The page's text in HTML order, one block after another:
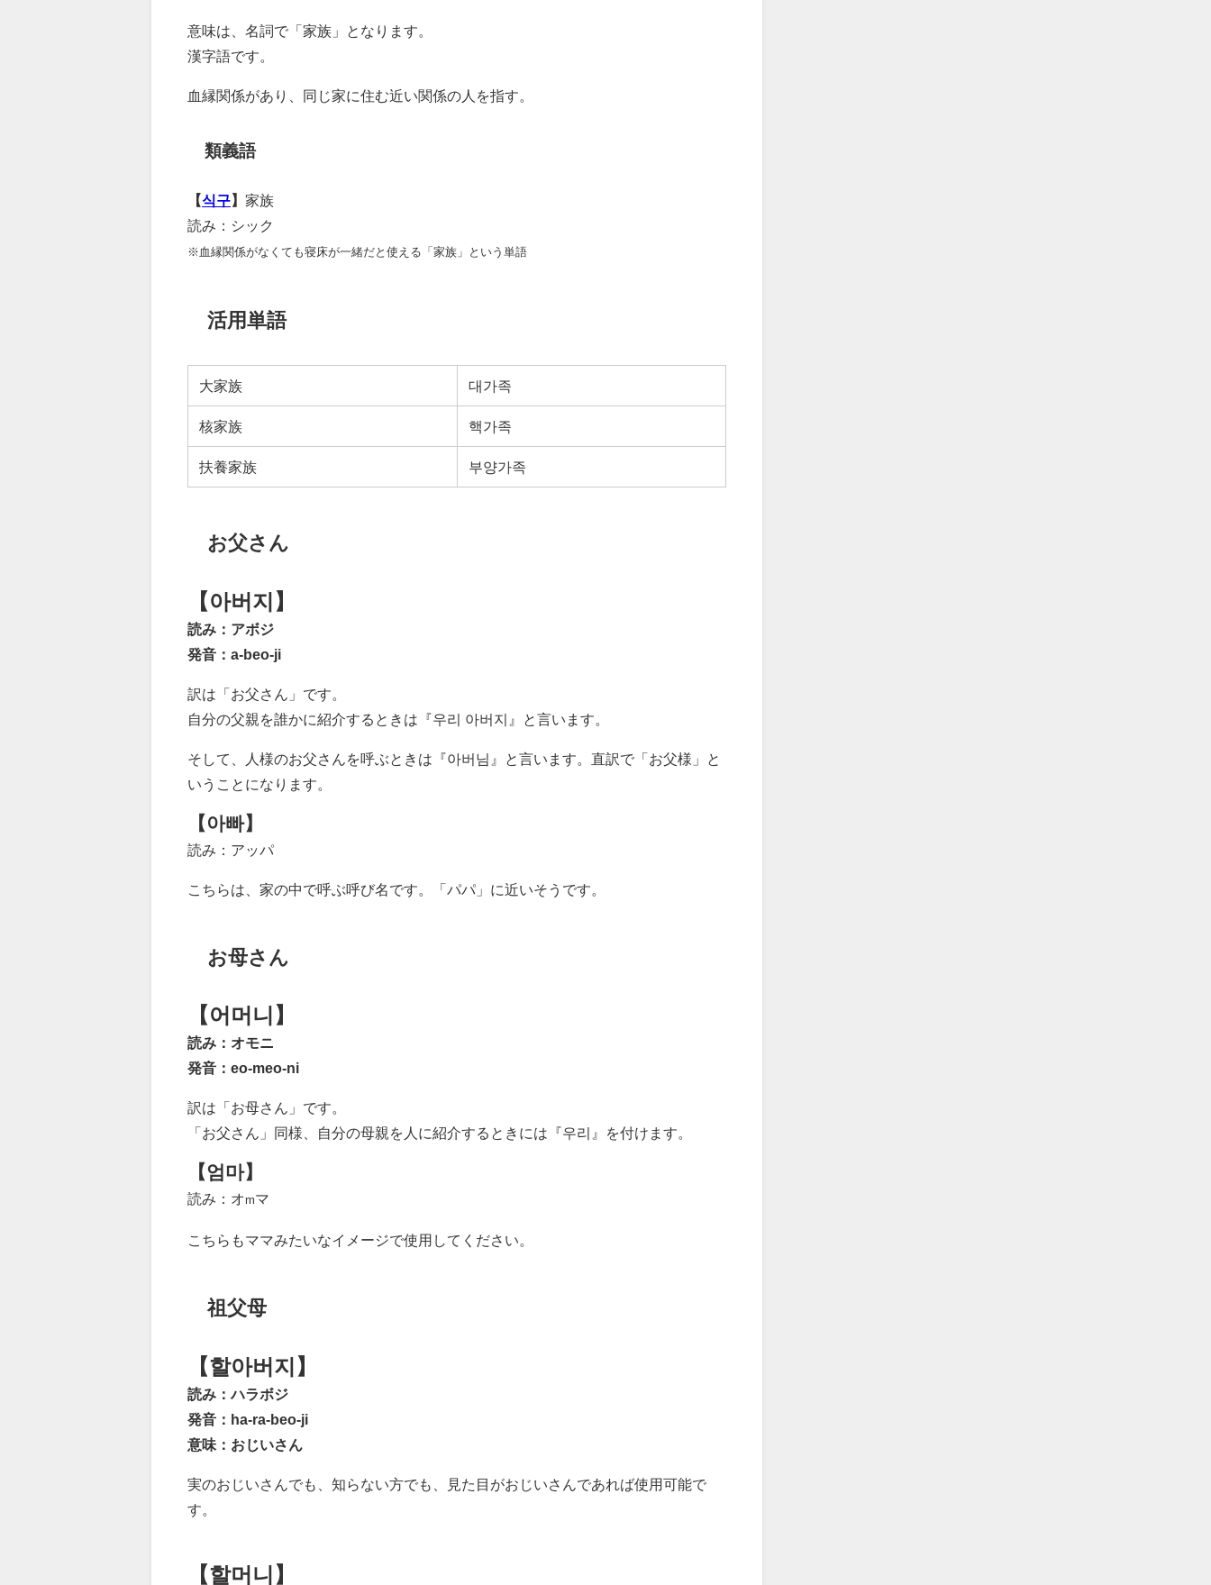
意味は、名詞で「家族」となります。
漢字語です。
血縁関係があり、同じ家に住む近い関係の人を指す。
類義語
【식구】 家族
読み：シック
※血縁関係がなくても寝床が一緒だと使える「家族」という単語
活用単語
大家族 대가족
核家族 핵가족
扶養家族 부양가족
お父さん
【아버지】
読み：アボジ
発音：a-beo-ji
訳は「お父さん」です。
自分の父親を誰かに紹介するときは『우리 아버지』と言います。
そして、人様のお父さんを呼ぶときは『아버님』と言います。直訳で「お父様」と
いうことになります。
【아빠】
読み：アッパ
こちらは、家の中で呼ぶ呼び名です。「パパ」に近いそうです。
お母さん
【어머니】
読み：オモニ
発音：eo-meo-ni
訳は「お母さん」です。
「お父さん」同様、自分の母親を人に紹介するときには『우리』を付けます。
【엄마】
読み：オmマ
こちらもママみたいなイメージで使用してください。
祖父母
【할아버지】
読み：ハラボジ
発音：ha-ra-beo-ji
意味：おじいさん
実のおじいさんでも、知らない方でも、見た目がおじいさんであれば使用可能で
す。
【할머니】